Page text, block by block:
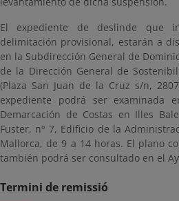
El expediente de deslinde que
delimitación provisional, estarán a
en la Subdirección General de
de la Dirección General de
(Plaza San Juan de la Cruz s/n,
expediente podrá ser examinada
Demarcación de Costas en Illes
Fuster, nº 7, Edificio de la
Mallorca, de 9 a 14 horas. El plano
también podrá ser consultado en el
Termini de remissió